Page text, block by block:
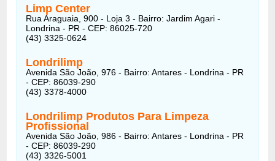
Limp Center
Rua Araguaia, 900 - Loja 3 - Bairro: Jardim Agari -
Londrina - PR - CEP: 86025-720
(43) 3325-0624
Londrilimp
Avenida São João, 976 - Bairro: Antares - Londrina - PR
- CEP: 86039-290
(43) 3378-4000
Londrilimp Produtos Para Limpeza
Profissional
Avenida São João, 986 - Bairro: Antares - Londrina - PR
- CEP: 86039-290
(43) 3326-5001